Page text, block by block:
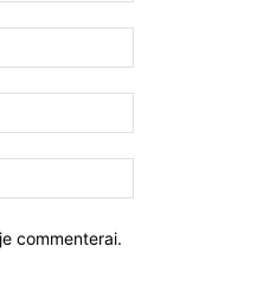
commenterai.